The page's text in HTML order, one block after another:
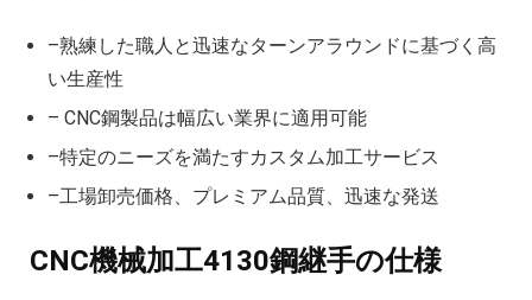
–熟練した職人と迅速なターンアラウンドに基づく高
い生産性
– CNC鋼製品は幅広い業界に適用可能
–特定のニーズを満たすカスタム加工サービス
–工場卸売価格、プレミアム品質、迅速な発送
CNC機械加工4130鋼継手の仕様